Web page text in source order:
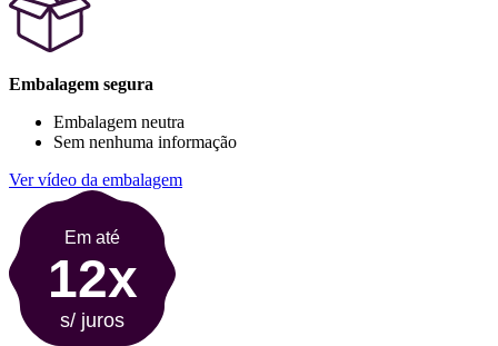
Embalagem segura
Embalagem neutra
Sem nenhuma informação
Ver vídeo da embalagem
Em até
12x
s/ juros